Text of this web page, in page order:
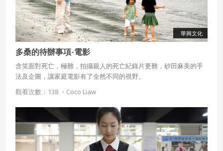
家，人沒有缺點，只有沒有被發掘和利用的特點而已。
華興文化
多桑的待辦事項-電影
含笑面對死亡，極難，拍攝親人的死亡紀錄片更難，砂田麻美的手
法及企圖，讓家庭電影有了全然不同的視野。
觀看次數：138 ・ Coco Liaw